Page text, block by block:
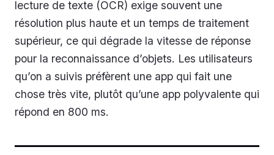
lecture de texte (OCR) exige souvent une
résolution plus haute et un temps de traitement
supérieur, ce qui dégrade la vitesse de réponse
pour la reconnaissance d’objets. Les utilisateurs
qu’on a suivis préfèrent une app qui fait une
chose très vite, plutôt qu’une app polyvalente qui
répond en 800 ms.